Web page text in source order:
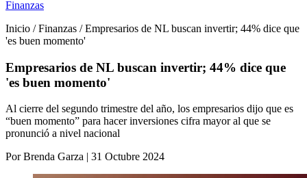
Finanzas
Inicio / Finanzas / Empresarios de NL buscan invertir; 44% dice que
'es buen momento'
Empresarios de NL buscan invertir; 44% dice que
'es buen momento'
Al cierre del segundo trimestre del año, los empresarios dijo que es
“buen momento” para hacer inversiones cifra mayor al que se
pronunció a nivel nacional
Por Brenda Garza | 31 Octubre 2024